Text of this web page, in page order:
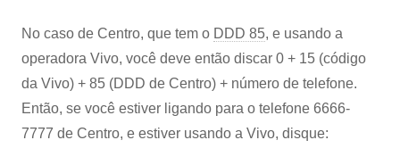
No caso de Centro, que tem o DDD 85, e usando a
operadora Vivo, você deve então discar 0 + 15 (código
da Vivo) + 85 (DDD de Centro) + número de telefone.
Então, se você estiver ligando para o telefone 6666-
7777 de Centro, e estiver usando a Vivo, disque: